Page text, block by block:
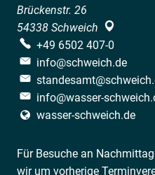
Brückenstr. 26
54338 Schweich
+49 6502 407-0
info@schweich.de
info@wasser-
wasser-schweich.de
Für Besuche an
wir um vorherige